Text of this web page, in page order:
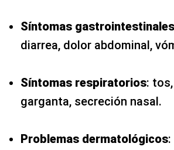
Síntomas gastrointestinales
diarrea, dolor abdominal,
Síntomas respiratorios:
garganta, secreción nasal.
Problemas dermatológicos